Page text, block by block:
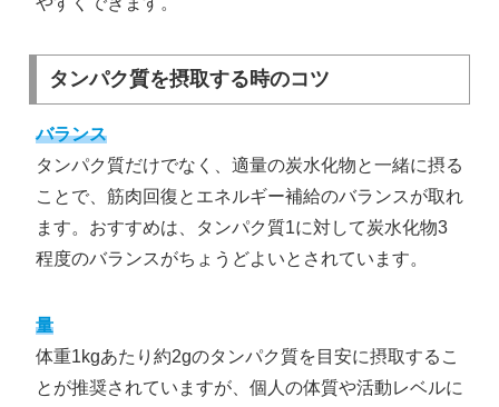
タンパク質を摂取する時のコツ
バランス
タンパク質だけでなく、適量の炭水化物と一緒に摂る
ことで、筋肉回復とエネルギー補給のバランスが取れ
ます。おすすめは、タンパク質1に対して炭水化物3
程度のバランスがちょうどよいとされています。
量
体重1kgあたり約2gのタンパク質を目安に摂取するこ
とが推奨されていますが、個人の体質や活動レベルに